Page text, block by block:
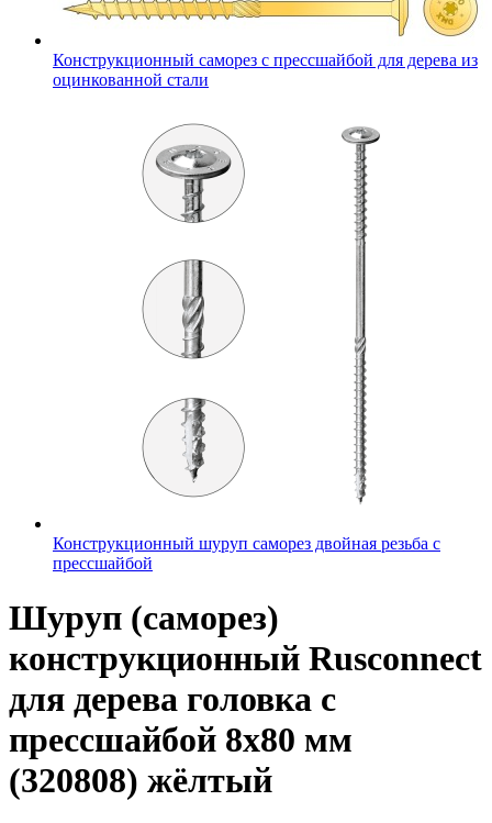
Конструкционный саморез с прессшайбой для дерева из
оцинкованной стали
Конструкционный шуруп саморез двойная резьба с
прессшайбой
Шуруп (саморез)
конструкционный Rusconnect
для дерева головка с
прессшайбой 8х80 мм
(320808) жёлтый